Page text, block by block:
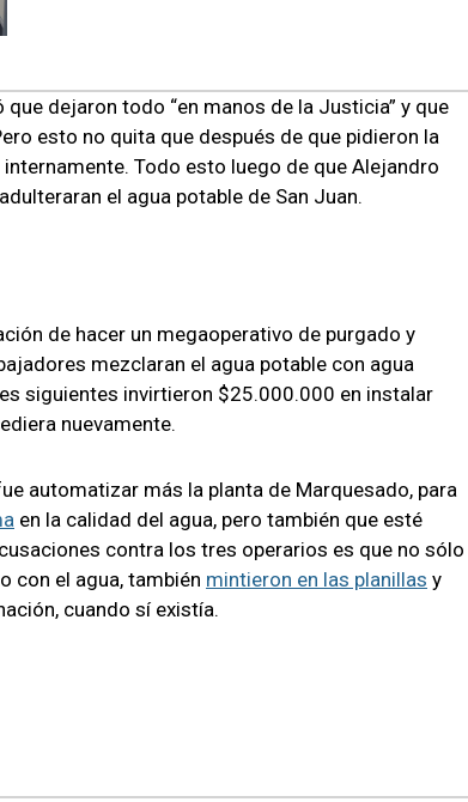
que dejaron todo “en manos de la Justicia” y que
esto no quita que después de que pidieron la
Todo esto luego de que Alejandro
el agua potable de San Juan.
de hacer un megaoperativo de purgado y
mezclaran el agua potable con agua
siguientes invirtieron $25.000.000 en instalar
nuevamente.
automatizar más la planta de Marquesado, para
en la calidad del agua, pero también que esté
contra los tres operarios es que no sólo
con el agua, también mintieron en las planillas y
cuando sí existía.